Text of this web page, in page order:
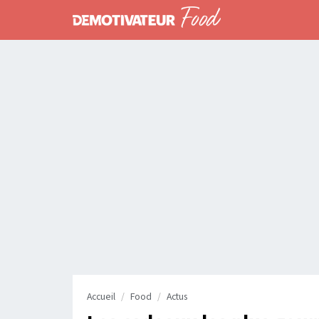
Accueil Food Actus